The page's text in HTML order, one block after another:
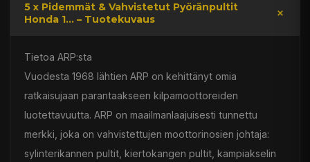
5 x Pidemmät & Vahvistetut Pyöränpultit
Honda 1... – Tuotekuvaus
Tietoa ARP:sta
Vuodesta 1968 lähtien ARP on kehittänyt omia
ratkaisujaan parantaakseen kilpamoottoreiden
luotettavuutta. ARP on maailmanlaajuisesti tunnettu
merkki, joka on vahvistettujen moottorinosien johtaja:
sylinterikannen pultit, kiertokangen pultit, kampiakselin